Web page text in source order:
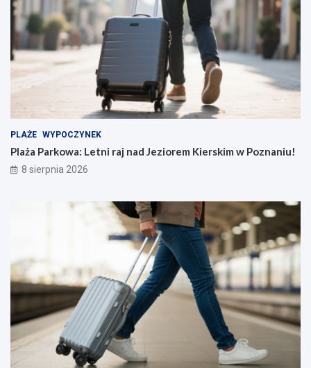
PLAŻE WYPOCZYNEK
Plaża Parkowa: Letni raj nad Jeziorem Kierskim w Poznaniu!
8 sierpnia 2026